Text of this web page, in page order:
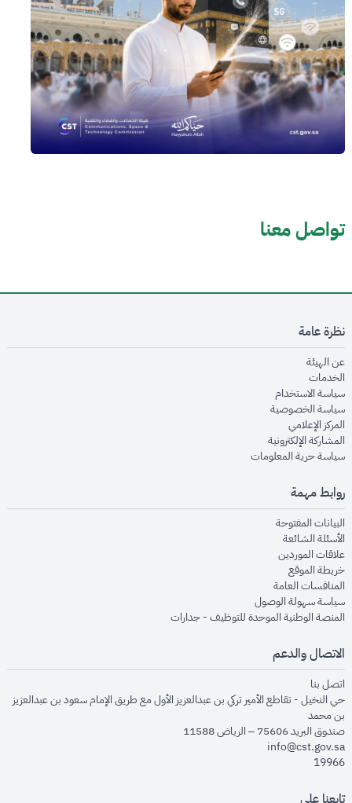
تواصل معنا
نظرة عامة
عن الهيئةopens in new window
الخدماتopens in new window
سياسة الاستخدام
سياسة الخصوصيةopens in new window
المركز الإعلاميopens in new window
المشاركة الإلكترونيةopens in new window
سياسة حرية المعلوماتopens in new window
روابط مهمة
البيانات المفتوحةopens in new window
الأسئلة الشائعةopens in new window
علاقات الموردينopens in new window
خريطة الموقعopens in new window
المنافسات العامةopens in new window
سياسة سهولة الوصولopens in new window
المنصة الوطنية الموحدة للتوظيف - جداراتopens in new window
الاتصال والدعم
اتصل بنا
حي النخيل - تقاطع الأمير تركي بن عبدالعزيز الأول مع طريق الإمام سعود بن عبدالعزيز
بن محمد
صندوق البريد 75606 – الرياض 11588
info@cst.gov.sa
19966
تابعنا على